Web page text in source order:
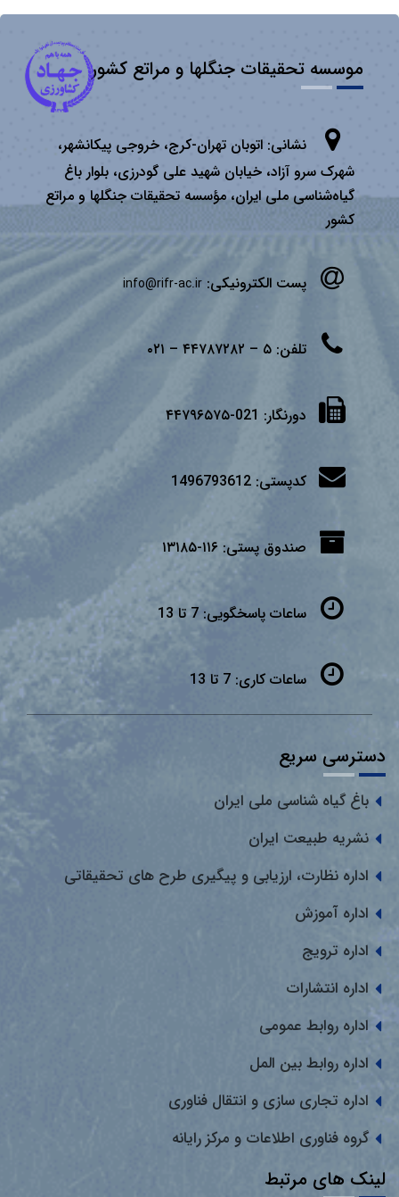
موسسه تحقیقات جنگلها و مراتع کشور
نشانی: اتوبان تهران­-كرج، خروجی پیكانشهر،
شهرک سرو آزاد، خیابان شهید علی گودرزی، بلوار باغ
گیاه‌شناسی ملی ایران، مؤسسه تحقیقات جنگلها و مراتع
كشور
پست الکترونیکی: info@rifr-ac.ir
تلفن: ۵ – ۴۴۷۸۷۲۸۲ – ۰۲۱
دورنگار: 021-۴۴۷۹۶۵۷۵
کدپستی: 1496793612
صندوق پستی: ۱۱۶-۱۳۱۸۵
ساعات پاسخگویی: 7 تا 13
ساعات کاری: 7 تا 13
دسترسی سریع
باغ گیاه شناسی ملی ایران
نشریه طبیعت ایران
اداره نظارت، ارزیابی و پیگیری طرح های تحقیقاتی
اداره آموزش
اداره ترویج
اداره انتشارات
اداره روابط عمومی
اداره روابط بین المل
اداره تجاری سازی و انتقال فناوری
گروه فناوری اطلاعات و مرکز رایانه
لینک های مرتبط